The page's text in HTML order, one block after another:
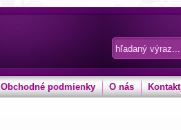
Obchodné podmienky O nás Kontakt